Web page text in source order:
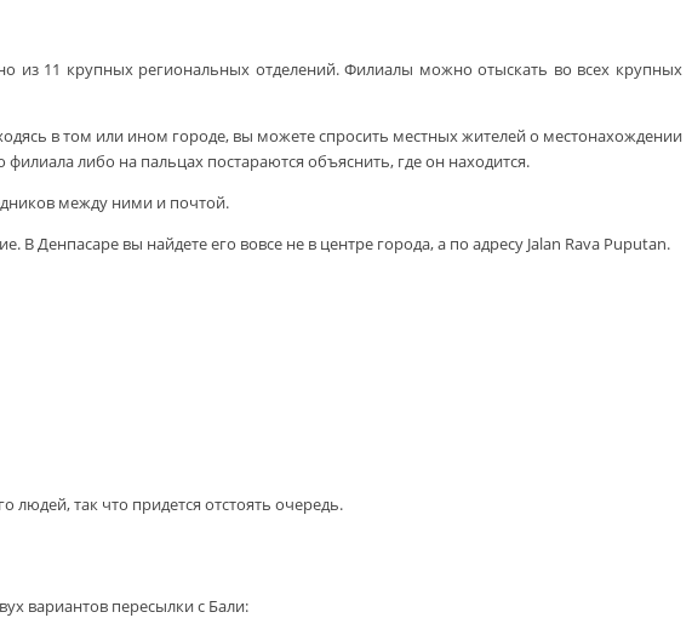
из 11 крупных региональных отделений. Филиалы можно отыскать во всех крупных
в том или ином городе, вы можете спросить местных жителей о местонахождении
либо на пальцах постараются объяснить, где он находится.
между ними и почтой.
Денпасаре вы найдете его вовсе не в центре города, а по адресу Jalan Rava Puputan.
так что придется отстоять очередь.
вариантов пересылки с Бали: